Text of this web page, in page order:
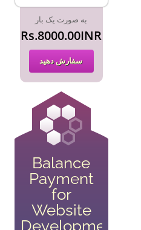
به صورت یک بار
Rs.8000.00INR
سفارش دهید
Balance
Payment
for
Website
Development